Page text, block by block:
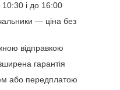
10:30 і до 16:00
— ціна без
відправкою
гарантія
або передплатою